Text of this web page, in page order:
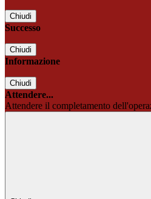
Chiudi
Successo
Chiudi
Informazione
Chiudi
Attendere...
Attendere il completamento